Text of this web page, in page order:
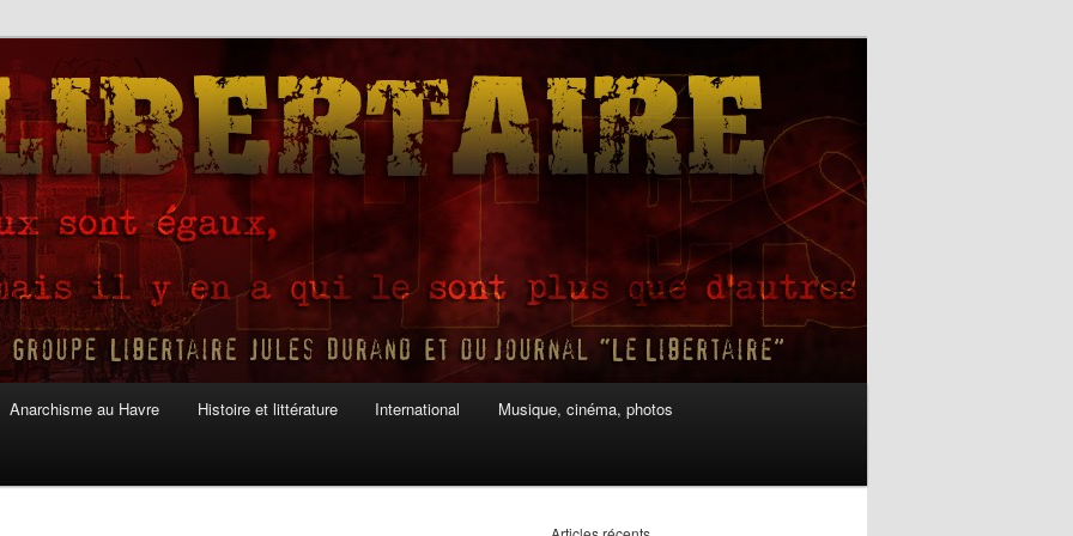
Anarchisme au Havre Histoire et littérature International Musique, cinéma, photos